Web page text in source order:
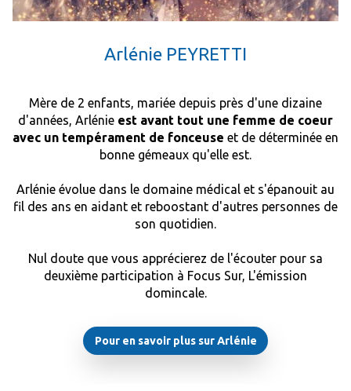
Arlénie PEYRETTI
Mère de 2 enfants, mariée depuis près d'une dizaine
d'années, Arlénie est avant tout une femme de coeur
avec un tempérament de fonceuse et de déterminée en
bonne gémeaux qu'elle est.
Arlénie évolue dans le domaine médical et s'épanouit au
fil des ans en aidant et reboostant d'autres personnes de
son quotidien.
Nul doute que vous apprécierez de l'écouter pour sa
deuxième participation à Focus Sur, L'émission
domincale.
Pour en savoir plus sur Arlénie